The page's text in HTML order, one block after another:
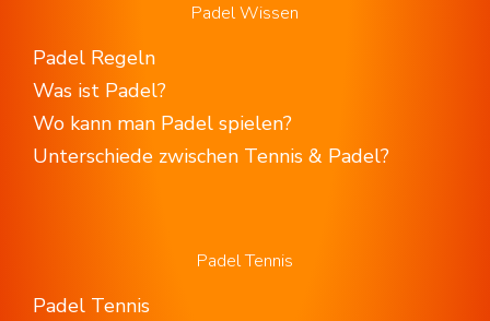
Padel Wissen
Padel Regeln
Was ist Padel?
Wo kann man Padel spielen?
Unterschiede zwischen Tennis & Padel?
Padel Tennis
Padel Tennis